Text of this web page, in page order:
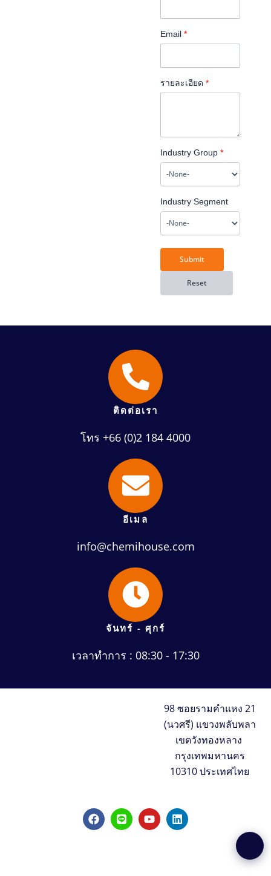
Email *
รายละเอียด *
Industry Group *
Industry Segment
ติดต่อเรา
โทร +66 (0)2 184 4000
อีเมล
info@chemihouse.com
จันทร์ - ศุกร์
เวลาทำการ : 08:30 - 17:30
98 ซอยรามคำแหง 21
(นวศรี) แขวงพลับพลา
เขตวังทองหลาง
กรุงเทพมหานคร
10310 ประเทศไทย
F
a
c
L
i
n
Y
o
u
L
i
n